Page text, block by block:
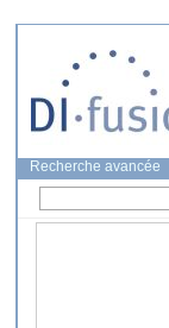
Recherche avancée